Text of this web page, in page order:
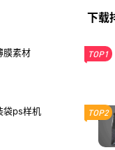
膜素材
袋ps样机
下载
TOP1
TOP2